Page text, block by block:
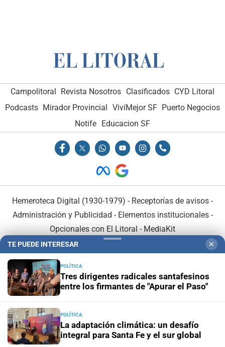
Campolitoral Revista Nosotros Clasificados CYD Litoral
Podcasts Mirador Provincial VivíMejor SF Puerto Negocios
Notife
Educacion SF
Hemeroteca Digital (1930-1979) - Receptorías de avisos -
Administración y Publicidad - Elementos institucionales-
Opcionales con El Litoral - MediaKit
En Asociación con:
TE PUEDE INTERESAR ✕
POLÍTICA
Tres dirigentes radicales santafesinos
entre los firmantes de "Apurar el Paso"
POLÍTICA
La adaptación climática: un desafío
integral para Santa Fe y el sur global